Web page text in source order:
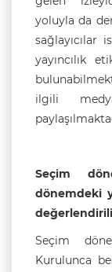
yoluyla da
sağlayıcılar
yayıncılık
ilgili
Seçim
dönemdeki
Seçim
Kurulunca